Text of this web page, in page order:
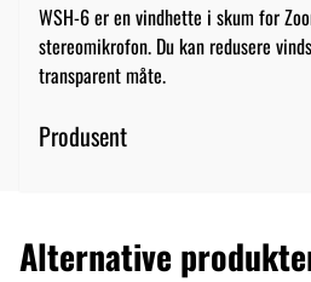
WSH-6 er en vindhette i skum for
stereomikrofon. Du kan redusere
transparent måte.
Produsent
Alternative